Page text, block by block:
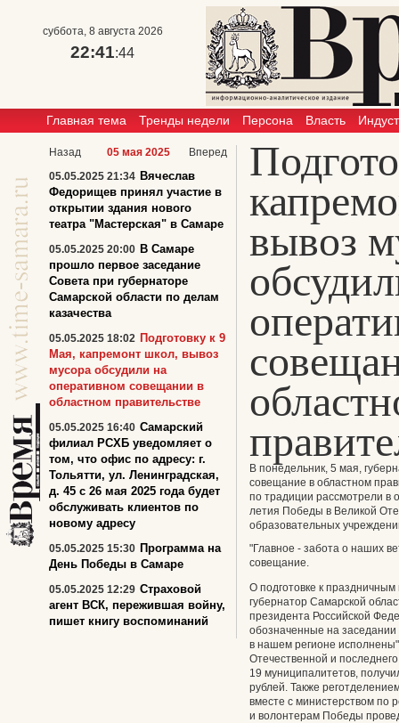
суббота, 8 августа 2026
22:41:44
Главная тема Тренды недели Персона Власть
вывоз
В понедельник, 5 мая,
совещание в областном
по традиции рассмотрели в
летия Победы в Великой
образовательных
"Главное - забота о наших
совещание.
О подготовке к
губернатор Самарской
президента Российской
обозначенные на заседании
в нашем регионе
Отечественной и
19 муниципалитетов,
рублей. Также
вместе с министерством по
и волонтерам Победы
Назад 05 мая 2025
Вперед
05.05.2025 21:34 Вячеслав
Федорищев принял участие в
открытии здания нового
театра "Мастерская" в Самаре
05.05.2025 20:00 В Самаре
прошло первое заседание
Совета при губернаторе
Самарской области по делам
казачества
05.05.2025 18:02 Подготовку к 9
Мая, капремонт школ, вывоз
мусора обсудили на
оперативном совещании в
областном правительстве
05.05.2025 16:40 Самарский
филиал РСХБ уведомляет о
том, что офис по адресу: г.
Тольятти, ул. Ленинградская,
д. 45 с 26 мая 2025 года будет
обслуживать клиентов по
новому адресу
05.05.2025 15:30 Программа на
День Победы в Самаре
05.05.2025 12:29 Страховой
агент ВСК, пережившая войну,
пишет книгу воспоминаний